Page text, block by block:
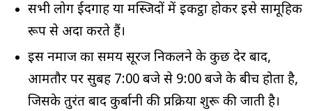
सभी लोग ईदगाह या मस्जिदों में इकट्ठा होकर इसे सामूहिक
रूप से अदा करते हैं।
इस नमाज का समय सूरज निकलने के कुछ देर बाद,
आमतौर पर सुबह 7:00 बजे से 9:00 बजे के बीच होता है,
जिसके तुरंत बाद कुर्बानी की प्रक्रिया शुरू की जाती है।